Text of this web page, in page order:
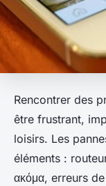
Rencontrer des
être frustrant,
loisirs. Les
éléments :
ακόμα, erreurs